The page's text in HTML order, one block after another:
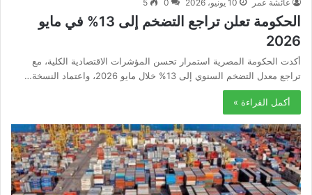
عائشة عمر 10 يونيو، 2026 0
5
الحكومة تعلن تراجع التضخم إلى 13% في مايو
2026
أكدت الحكومة المصرية استمرار تحسن المؤشرات الاقتصادية الكلية، مع
تراجع معدل التضخم السنوي إلى 13% خلال مايو 2026، واعتماد النسخة…
أكمل القراءة »